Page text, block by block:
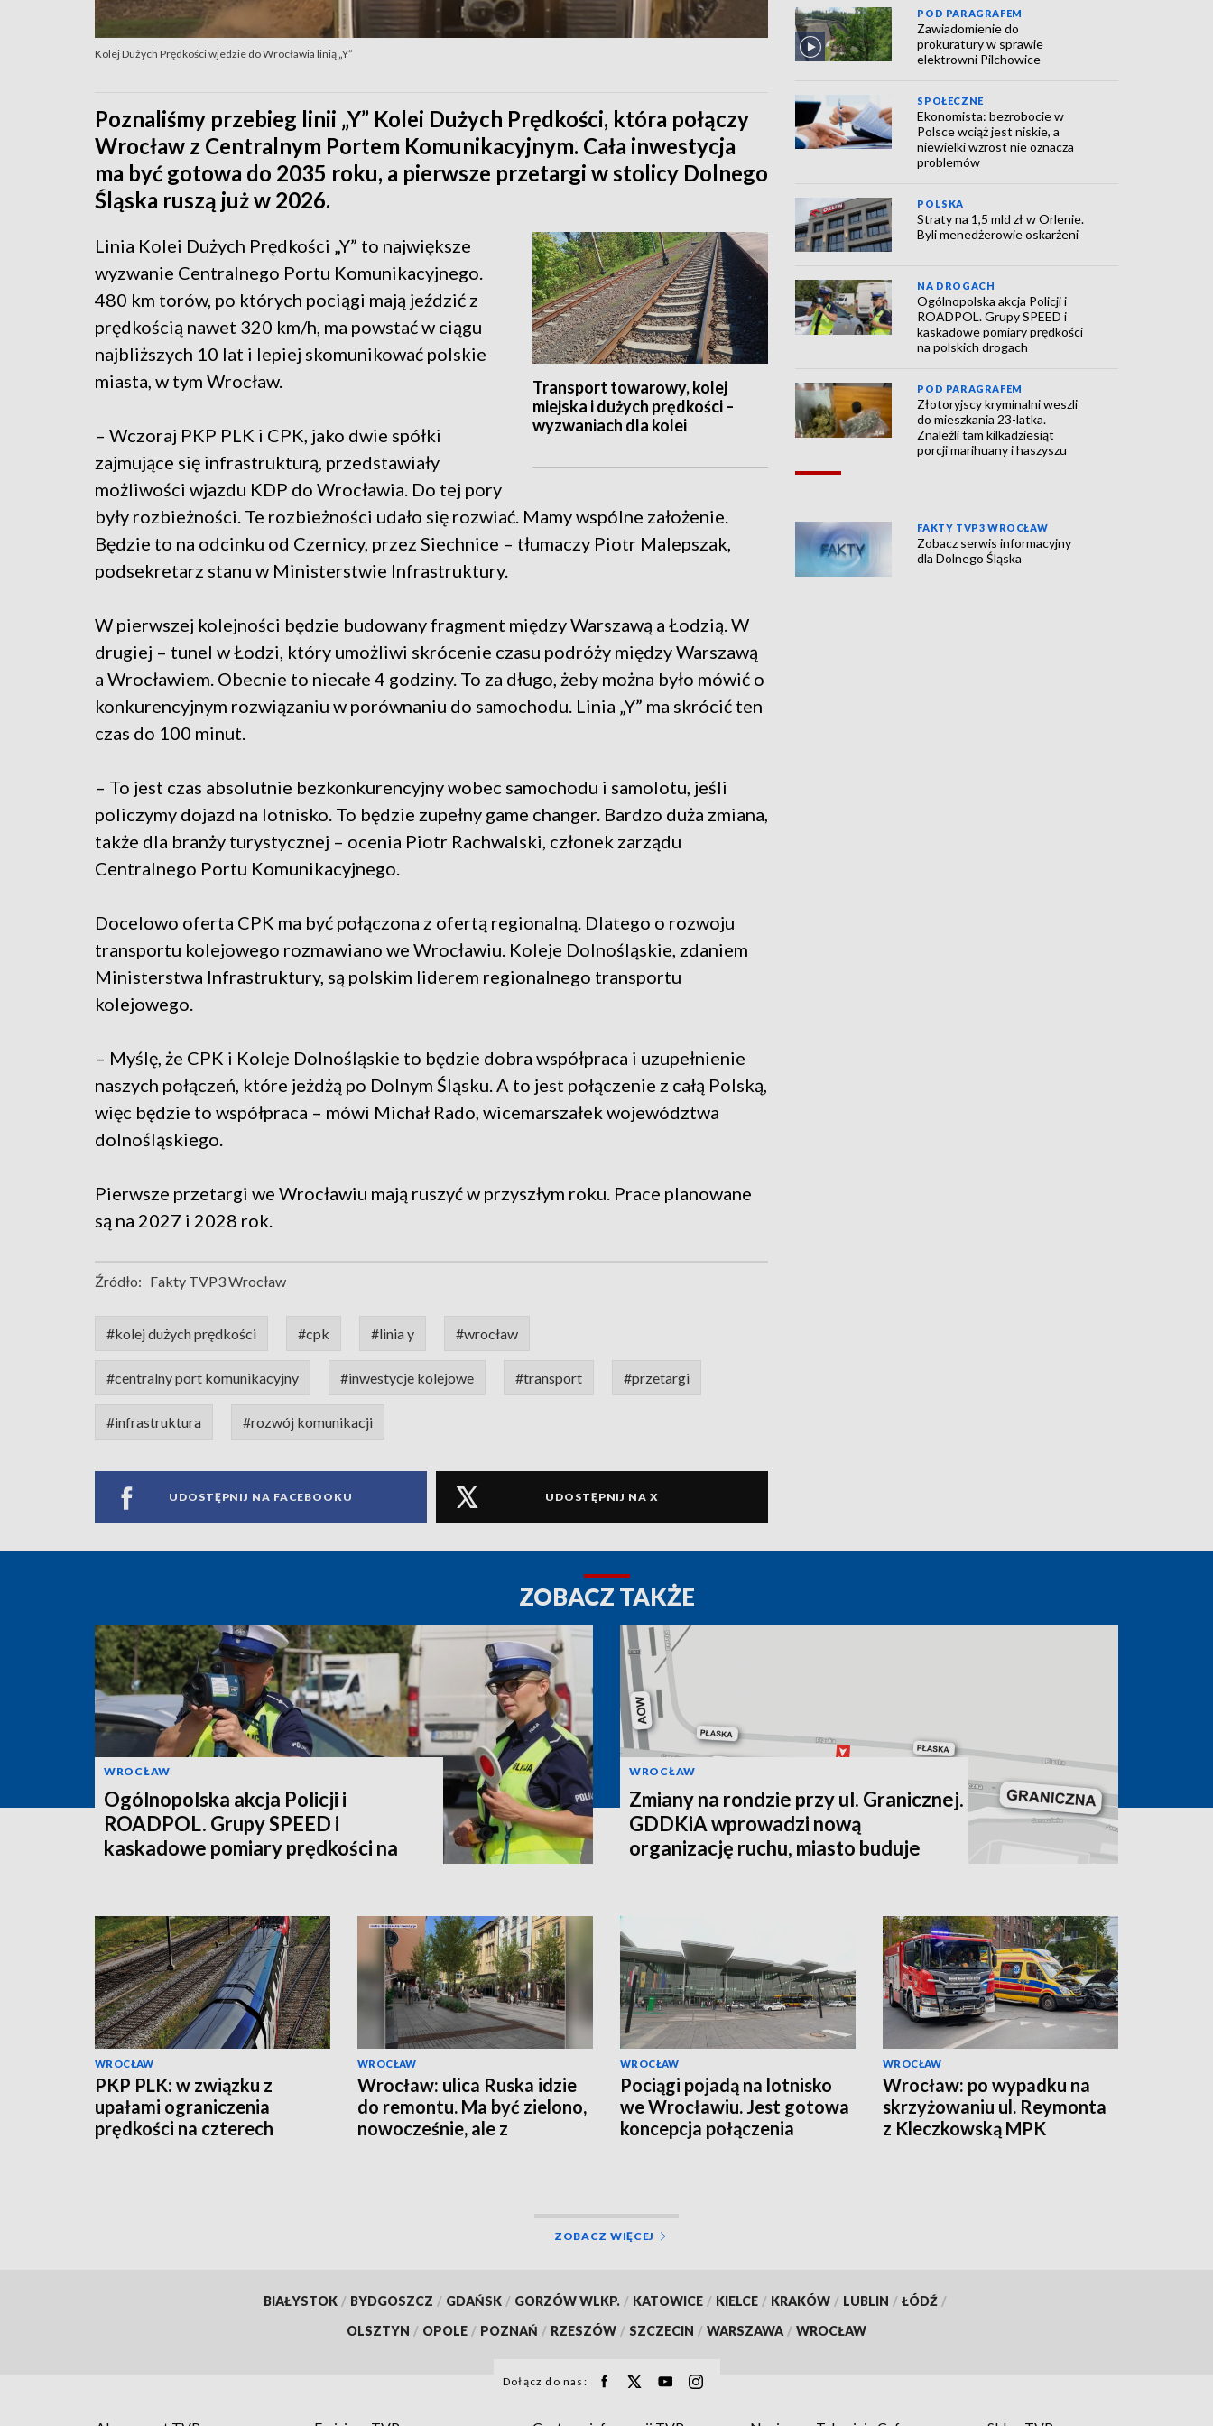
Kolej Dużych Prędkości wjedzie do Wrocławia linią „Y”
Poznaliśmy przebieg linii „Y” Kolei Dużych Prędkości, która połączy
Wrocław z Centralnym Portem Komunikacyjnym. Cała inwestycja
ma być gotowa do 2035 roku, a pierwsze przetargi w stolicy Dolnego
Śląska ruszą już w 2026.
Transport towarowy, kolej
miejska i dużych prędkości –
wyzwaniach dla kolei
Linia Kolei Dużych Prędkości „Y” to największe
wyzwanie Centralnego Portu Komunikacyjnego.
480 km torów, po których pociągi mają jeździć z
prędkością nawet 320 km/h, ma powstać w ciągu
najbliższych 10 lat i lepiej skomunikować polskie
miasta, w tym Wrocław.
– Wczoraj PKP PLK i CPK, jako dwie spółki
zajmujące się infrastrukturą, przedstawiały
możliwości wjazdu KDP do Wrocławia. Do tej pory
były rozbieżności. Te rozbieżności udało się rozwiać. Mamy wspólne założenie.
Będzie to na odcinku od Czernicy, przez Siechnice – tłumaczy Piotr Malepszak,
podsekretarz stanu w Ministerstwie Infrastruktury.
W pierwszej kolejności będzie budowany fragment między Warszawą a Łodzią. W
drugiej – tunel w Łodzi, który umożliwi skrócenie czasu podróży między Warszawą
a Wrocławiem. Obecnie to niecałe 4 godziny. To za długo, żeby można było mówić o
konkurencyjnym rozwiązaniu w porównaniu do samochodu. Linia „Y” ma skrócić ten
czas do 100 minut.
– To jest czas absolutnie bezkonkurencyjny wobec samochodu i samolotu, jeśli
policzymy dojazd na lotnisko. To będzie zupełny game changer. Bardzo duża zmiana,
także dla branży turystycznej – ocenia Piotr Rachwalski, członek zarządu
Centralnego Portu Komunikacyjnego.
Docelowo oferta CPK ma być połączona z ofertą regionalną. Dlatego o rozwoju
transportu kolejowego rozmawiano we Wrocławiu. Koleje Dolnośląskie, zdaniem
Ministerstwa Infrastruktury, są polskim liderem regionalnego transportu
kolejowego.
– Myślę, że CPK i Koleje Dolnośląskie to będzie dobra współpraca i uzupełnienie
naszych połączeń, które jeżdżą po Dolnym Śląsku. A to jest połączenie z całą Polską,
więc będzie to współpraca – mówi Michał Rado, wicemarszałek województwa
dolnośląskiego.
Pierwsze przetargi we Wrocławiu mają ruszyć w przyszłym roku. Prace planowane
są na 2027 i 2028 rok.
Źródło: Fakty TVP3 Wrocław
#kolej dużych prędkości #cpk #linia y #wrocław
#centralny port komunikacyjny #inwestycje kolejowe #transport #przetargi
#infrastruktura #rozwój komunikacji
UDOSTĘPNIJ NA FACEBOOKU UDOSTĘPNIJ NA X
POD PARAGRAFEM
Zawiadomienie do
prokuratury w sprawie
elektrowni Pilchowice
SPOŁECZNE
Ekonomista: bezrobocie w
Polsce wciąż jest niskie, a
niewielki wzrost nie oznacza
problemów
POLSKA
Straty na 1,5 mld zł w Orlenie.
Byli menedżerowie oskarżeni
NA DROGACH
Ogólnopolska akcja Policji i
ROADPOL. Grupy SPEED i
kaskadowe pomiary prędkości
na polskich drogach
POD PARAGRAFEM
Złotoryjscy kryminalni weszli
do mieszkania 23-latka.
Znaleźli tam kilkadziesiąt
porcji marihuany i haszyszu
FAKTY TVP3 WROCŁAW
Zobacz serwis informacyjny
dla Dolnego Śląska
ZOBACZ TAKŻE
WROCŁAW
Ogólnopolska akcja Policji i
ROADPOL. Grupy SPEED i
kaskadowe pomiary prędkości na
WROCŁAW
Zmiany na rondzie przy ul. Granicznej.
GDDKiA wprowadzi nową
organizację ruchu, miasto buduje
WROCŁAW
PKP PLK: w związku z
upałami ograniczenia
prędkości na czterech
WROCŁAW
Wrocław: ulica Ruska idzie
do remontu. Ma być zielono,
nowocześnie, ale z
WROCŁAW
Pociągi pojadą na lotnisko
we Wrocławiu. Jest gotowa
koncepcja połączenia
WROCŁAW
Wrocław: po wypadku na
skrzyżowaniu ul. Reymonta
z Kleczkowską MPK
ZOBACZ WIĘCEJ
BIAŁYSTOK / BYDGOSZCZ / GDAŃSK / GORZÓW WLKP. / KATOWICE / KIELCE / KRAKÓW / LUBLIN / ŁÓDŹ /
OLSZTYN / OPOLE / POZNAŃ / RZESZÓW / SZCZECIN / WARSZAWA / WROCŁAW
Dołącz do nas: